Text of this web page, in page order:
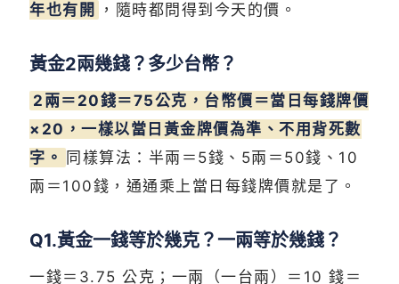
年也有開
，隨時都問得到今天的價。
黃金2兩幾錢？多少台幣？
2兩＝20錢＝75公克，台幣價＝當日每錢牌價
×20，一樣以當日黃金牌價為準、不用背死數
字。
同樣算法：半兩＝5錢、5兩＝50錢、10
兩＝100錢，通通乘上當日每錢牌價就是了。
Q1.黃金一錢等於幾克？一兩等於幾錢？
一錢＝3.75 公克；一兩（一台兩）＝10 錢＝